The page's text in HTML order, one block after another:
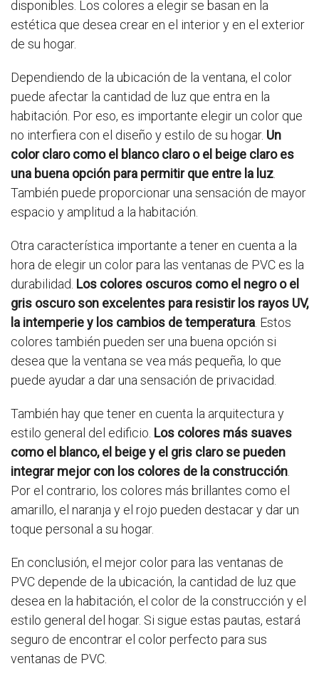
disponibles. Los colores a elegir se basan en la
estética que desea crear en el interior y en el exterior
de su hogar.
Dependiendo de la ubicación de la ventana, el color
puede afectar la cantidad de luz que entra en la
habitación. Por eso, es importante elegir un color que
no interfiera con el diseño y estilo de su hogar. Un
color claro como el blanco claro o el beige claro es
una buena opción para permitir que entre la luz
También puede proporcionar una sensación de mayor
espacio y amplitud a la habitación.
Otra característica importante a tener en cuenta a la
hora de elegir un color para las ventanas de PVC es la
durabilidad. Los colores oscuros como el negro o el
gris oscuro son excelentes para resistir los rayos UV,
la intemperie y los cambios de temperatura . Estos
colores también pueden ser una buena opción si
desea que la ventana se vea más pequeña, lo que
puede ayudar a dar una sensación de privacidad.
También hay que tener en cuenta la arquitectura y
estilo general del edificio. Los colores más suaves
como el blanco, el beige y el gris claro se pueden
integrar mejor con los colores de la construcción
Por el contrario, los colores más brillantes como el
amarillo, el naranja y el rojo pueden destacar y dar un
toque personal a su hogar.
En conclusión, el mejor color para las ventanas de
PVC depende de la ubicación, la cantidad de luz que
desea en la habitación, el color de la construcción y el
estilo general del hogar. Si sigue estas pautas, estará
seguro de encontrar el color perfecto para sus
ventanas de PVC.